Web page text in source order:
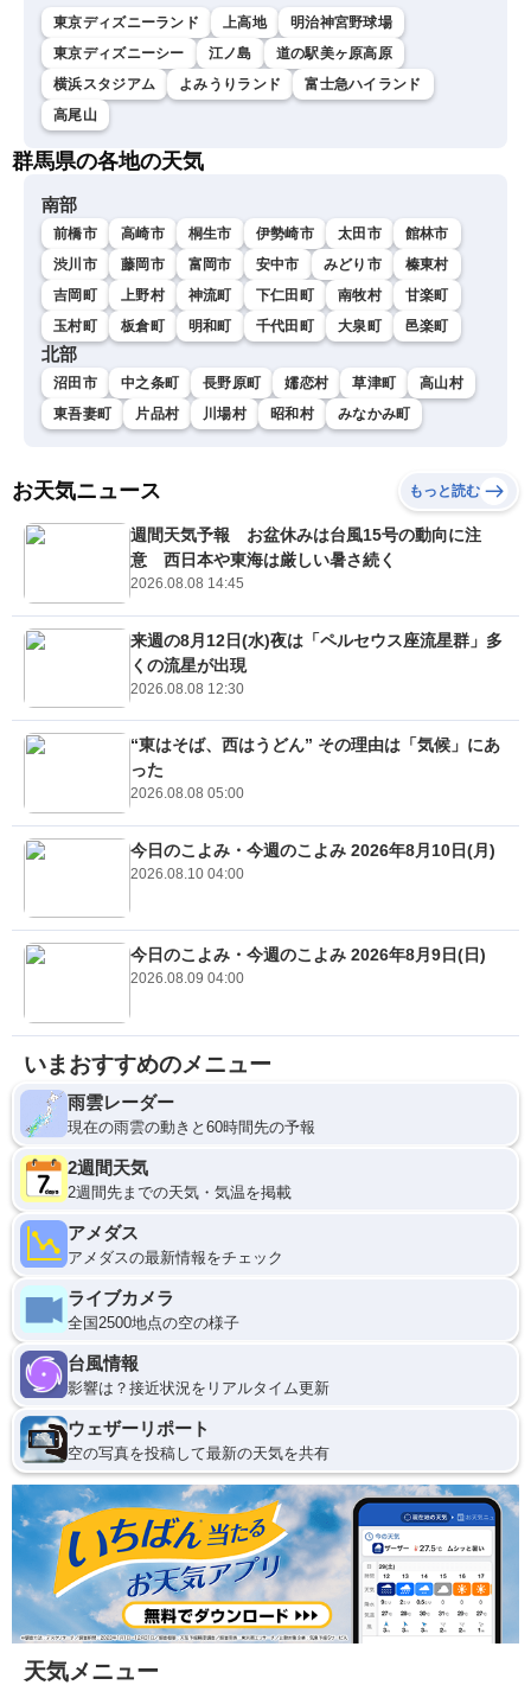
東京ディズニーランド 上高地
明治神宮野球場
東京ディズニーシー
江ノ島
道の駅美ヶ原高原
横浜スタジアム
よみうりランド
富士急ハイランド
高尾山
群馬県の各地の天気
南部
前橋市 高崎市 桐生市 伊勢崎市 太田市
館林市
渋川市
藤岡市 富岡市 安中市 みどり市
榛東村
吉岡町
上野村 神流町 下仁田町 南牧村
甘楽町
玉村町
板倉町 明和町 千代田町 大泉町 邑楽町
北部
沼田市 中之条町 長野原町 嬬恋村 草津町
高山村
東吾妻町
片品村 川場村 昭和村 みなかみ町
お天気ニュース もっと読む
週間天気予報 お盆休みは台風15号の動向に注
意 西日本や東海は厳しい暑さ続く
2026.08.08 14:45
来週の8月12日(水)夜は「ペルセウス座流星群」多
くの流星が出現
2026.08.08 12:30
“東はそば、西はうどん” その理由は「気候」にあ
った
2026.08.08 05:00
今日のこよみ・今週のこよみ 2026年8月10日(月)
2026.08.10 04:00
今日のこよみ・今週のこよみ 2026年8月9日(日)
2026.08.09 04:00
いまおすすめのメニュー
雨雲レーダー
現在の雨雲の動きと60時間先の予報
2週間天気
2週間先までの天気・気温を掲載
アメダス
アメダスの最新情報をチェック
ライブカメラ
全国2500地点の空の様子
台風情報
影響は？接近状況をリアルタイム更新
ウェザーリポート
空の写真を投稿して最新の天気を共有
天気メニュー